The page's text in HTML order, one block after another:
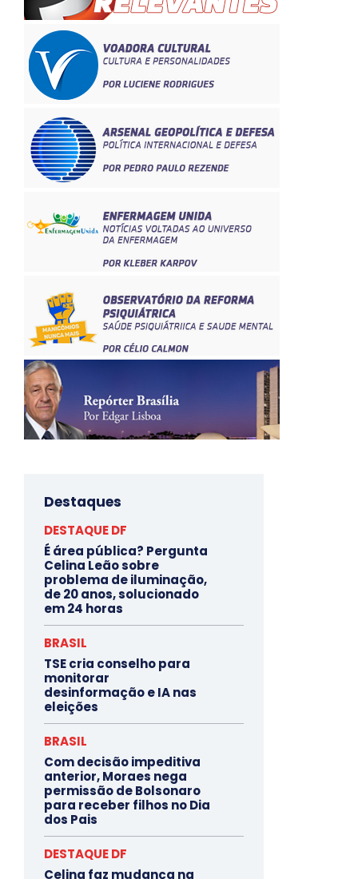
Destaques
DESTAQUE DF
É área pública? Pergunta
Celina Leão sobre
problema de iluminação,
de 20 anos, solucionado
em 24 horas
BRASIL
TSE cria conselho para
monitorar
desinformação e IA nas
eleições
BRASIL
Com decisão impeditiva
anterior, Moraes nega
permissão de Bolsonaro
para receber filhos no Dia
dos Pais
DESTAQUE DF
Celina faz mudança na